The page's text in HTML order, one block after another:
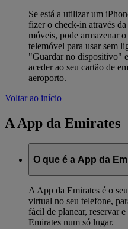
Se está a utilizar um
fizer o check-in através
móveis, pode armazenar
telemóvel para usar sem
"Guardar no dispositivo"
aceder ao seu cartão de
aeroporto.
Voltar ao início
A App da Emirates
O que é a App da
A App da Emirates é o
virtual no seu telefone,
fácil de planear, reservar
Emirates num só lugar.